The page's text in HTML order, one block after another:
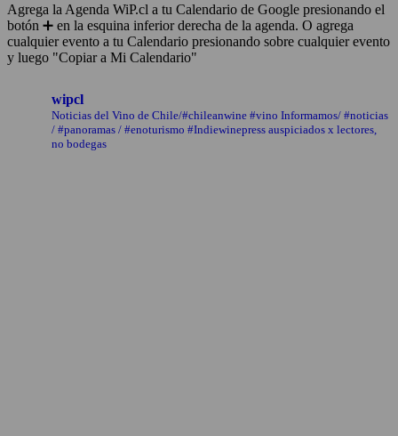
Agrega la Agenda WiP.cl a tu Calendario de Google presionando el
botón ➕ en la esquina inferior derecha de la agenda. O agrega
cualquier evento a tu Calendario presionando sobre cualquier evento
y luego "Copiar a Mi Calendario"
wipcl
Noticias del Vino de Chile/#chileanwine #vino Informamos/ #noticias
/ #panoramas / #enoturismo #Indiewinepress auspiciados x lectores,
no bodegas